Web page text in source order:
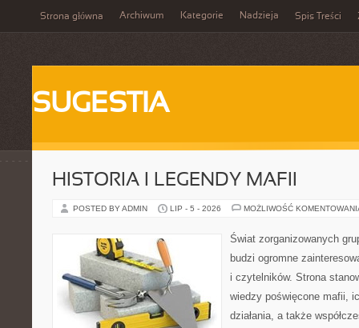
Strona główna Archiwum Kategorie Nadzieja Spis Treści
SUGESTIA
HISTORIA I LEGENDY MAFII
POSTED BY ADMIN LIP - 5 - 2026 MOŻLIWOŚĆ
Świat zorganizowanych
budzi ogromne
i czytelników. Strona
wiedzy poświęcone mafii,
działania, a także